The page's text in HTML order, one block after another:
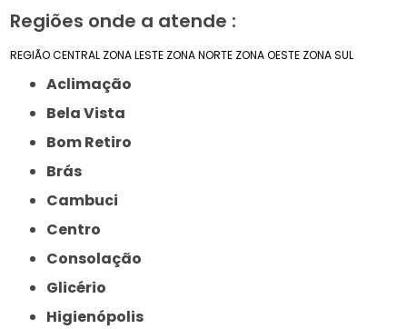
Regiões onde a atende :
REGIÃO CENTRAL ZONA LESTE ZONA NORTE ZONA OESTE ZONA SUL
Aclimação
Bela Vista
Bom Retiro
Brás
Cambuci
Centro
Consolação
Glicério
Higienópolis